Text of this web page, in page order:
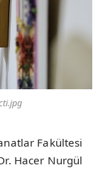
Fakültesi
Hacer Nurgül